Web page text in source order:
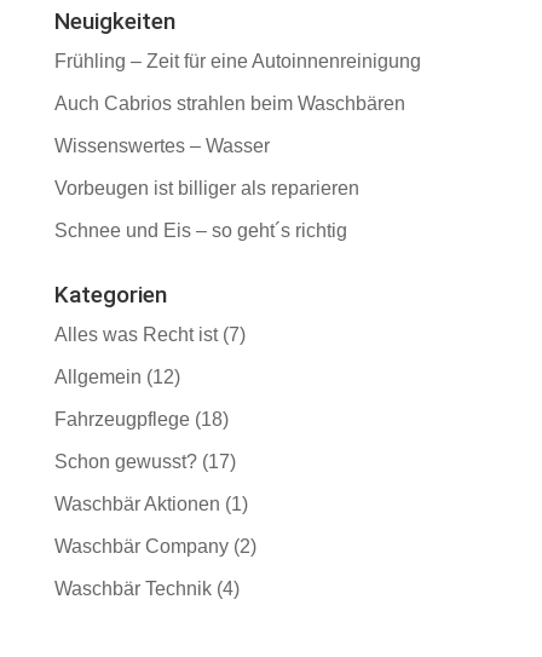
Neuigkeiten
Frühling – Zeit für eine Autoinnenreinigung
Auch Cabrios strahlen beim Waschbären
Wissenswertes – Wasser
Vorbeugen ist billiger als reparieren
Schnee und Eis – so geht´s richtig
Kategorien
Alles was Recht ist(7)
Allgemein (12)
Fahrzeugpflege(18)
Schon gewusst?(17)
Waschbär Aktionen (1)
Waschbär Company(2)
Waschbär Technik(4)